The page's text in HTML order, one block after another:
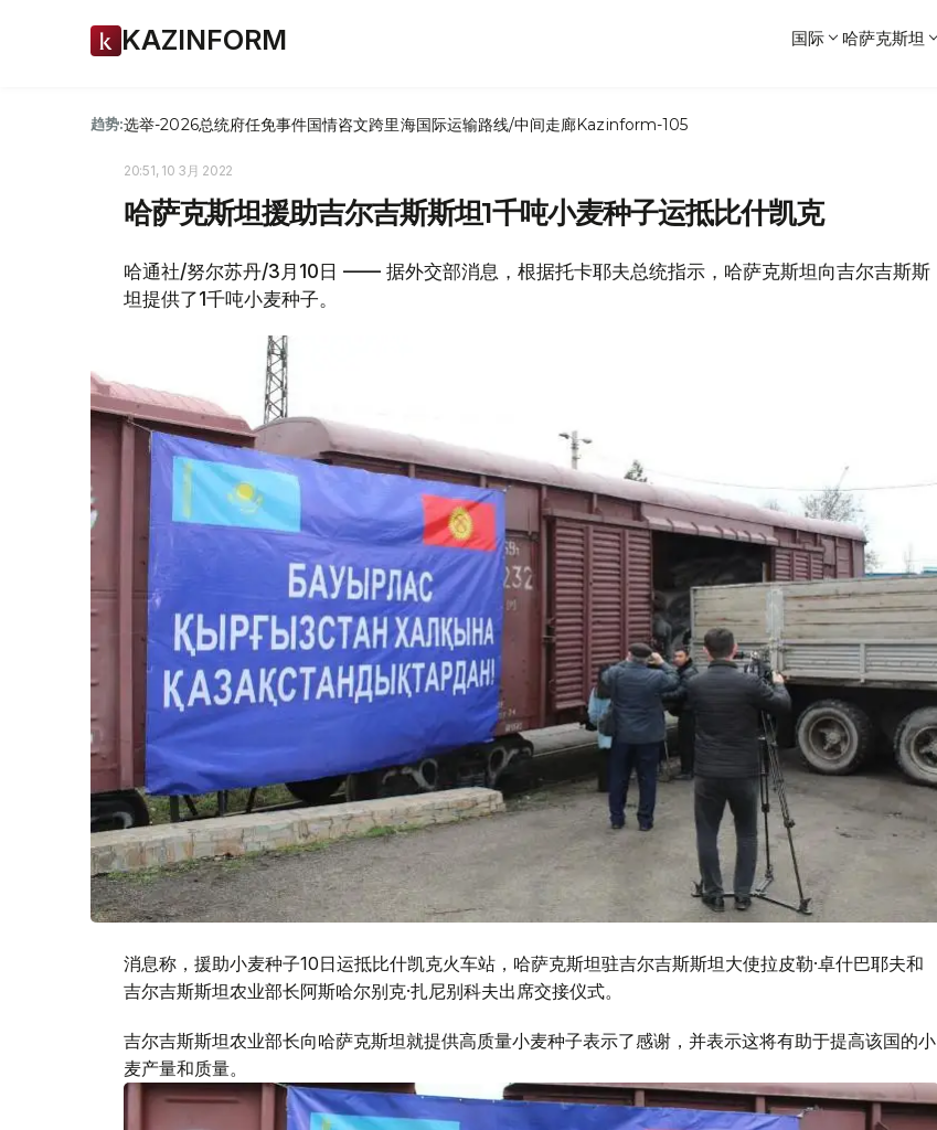
KAZINFORM 国际 哈萨克斯坦
趋势:选举-2026总统府任免事件国情咨文跨里海国际运输路线/中间走廊Kazinform-105
20:51, 10 3月 2022
哈萨克斯坦援助吉尔吉斯斯坦1千吨小麦种子运抵比什凯克
哈通社/努尔苏丹/3月10日 —— 据外交部消息，根据托卡耶夫总统指示，哈萨克斯坦向吉尔吉斯斯
坦提供了1千吨小麦种子。
消息称，援助小麦种子10日运抵比什凯克火车站，哈萨克斯坦驻吉尔吉斯斯坦大使拉皮勒·卓什巴耶夫和
吉尔吉斯斯坦农业部长阿斯哈尔别克·扎尼别科夫出席交接仪式。
吉尔吉斯斯坦农业部长向哈萨克斯坦就提供高质量小麦种子表示了感谢，并表示这将有助于提高该国的小
麦产量和质量。